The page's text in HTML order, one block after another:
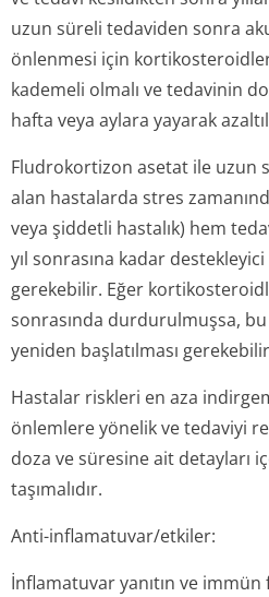
uzun süreli tedaviden sonra
önlenmesi için
kademeli olmalı ve tedavinin
hafta veya aylara yayarak
Fludrokortizon asetat ile uzun
alan hastalarda stres
veya şiddetli hastalık) hem
yıl sonrasına kadar
gerekebilir. Eğer
sonrasında durdurulmuşsa,
yeniden başlatılması
Hastalar riskleri en aza
önlemlere yönelik ve tedaviyi
doza ve süresine ait detayları
taşımalıdır.
Anti-inflamatuvar/et­kiler:
İnflamatuvar yanıtın ve